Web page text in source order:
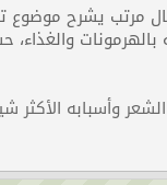
مرتب يشرح
بالهرمونات
وأسبابه الأكثر